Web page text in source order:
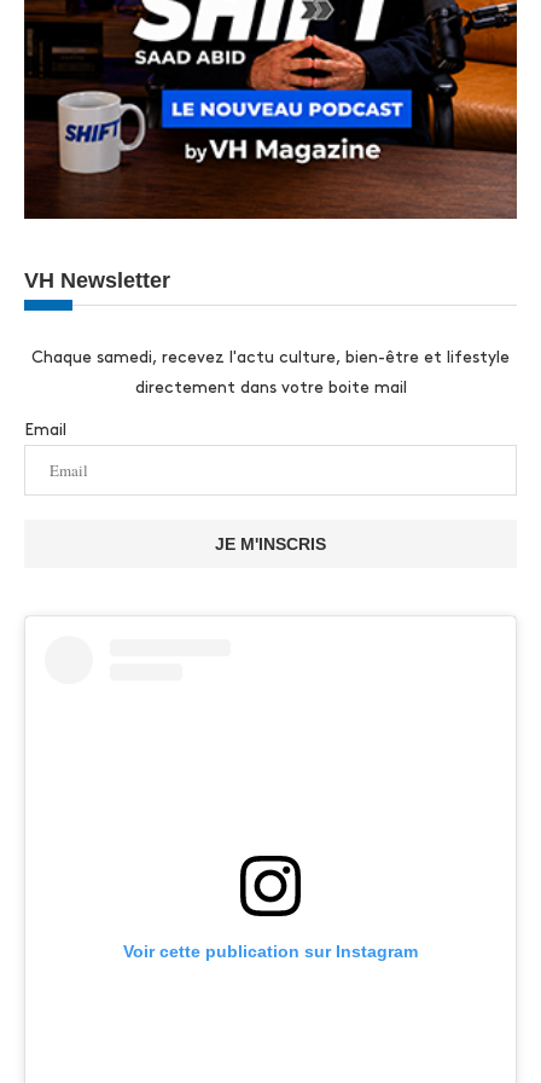
VH Newsletter
Chaque samedi, recevez l'actu culture, bien-être et lifestyle
directement dans votre boite mail
Email
JE M'INSCRIS
Voir cette publication sur Instagram